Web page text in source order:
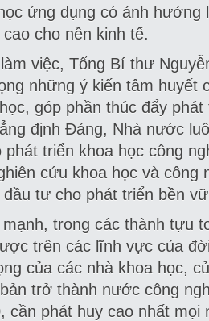
ứng dụng có ảnh hưởng
cho nền kinh tế.
việc, Tổng Bí thư
những ý kiến tâm huyết
góp phần thúc đẩy
định Đảng, Nhà nước
phát triển khoa học công
cứu khoa học và công
tư cho phát triển bền
trong các thành tựu
trên các lĩnh vực của
của các nhà khoa học,
trở thành nước công
cần phát huy cao nhất mọi